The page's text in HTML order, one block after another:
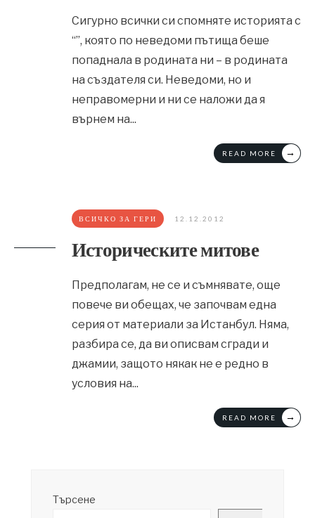
Сигурно всички си спомняте историята с
“”, която по неведоми пътища беше
попаднала в родината ни – в родината
на създателя си. Неведоми, но и
неправомерни и ни се наложи да я
върнем на...
READ MORE →
ВСИЧКО ЗА ГЕРИ 12.12.2012
Историческите митове
Предполагам, не се и съмнявате, още
повече ви обещах, че започвам една
серия от материали за Истанбул. Няма,
разбира се, да ви описвам сгради и
джамии, защото някак не е редно в
условия на...
READ MORE →
Търсене